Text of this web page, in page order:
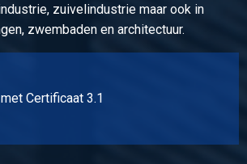
zuivelindustrie maar ook in
zwembaden en architectuur.
Certificaat 3.1